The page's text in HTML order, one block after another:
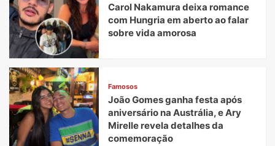
Carol Nakamura deixa romance
com Hungria em aberto ao falar
sobre vida amorosa
Famosos
João Gomes ganha festa após
aniversário na Austrália, e Ary
Mirelle revela detalhes da
comemoração